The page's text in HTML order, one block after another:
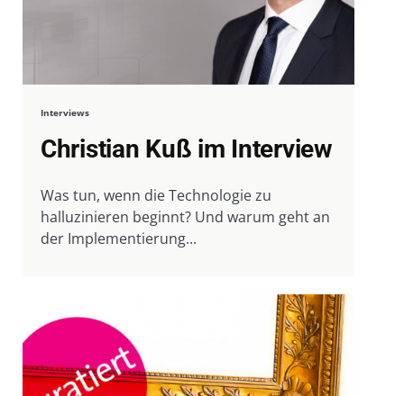
Interviews
Christian Kuß im Interview
Was tun, wenn die Technologie zu
halluzinieren beginnt? Und warum geht an
der Implementierung...